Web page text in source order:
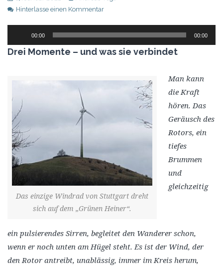
Hinterlasse einen Kommentar
Player
00:00 00:00
Drei Momente – und was sie verbindet
Das einzige Windrad von Stuttgart dreht
sich auf dem „Grünen Heiner“.
Man kann
die Kraft
hören. Das
Geräusch des
Rotors, ein
tiefes
Brummen
und
gleichzeitig
ein pulsierendes Sirren, begleitet den Wanderer schon,
wenn er noch unten am Hügel steht. Es ist der Wind, der
den Rotor antreibt, unablässig, immer im Kreis herum,